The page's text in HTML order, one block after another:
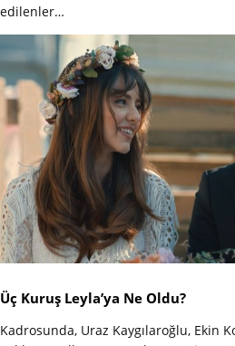
edilenler…
Üç Kuruş Leyla’ya Ne Oldu?
Kadrosunda, Uraz Kaygılaroğlu, Ekin